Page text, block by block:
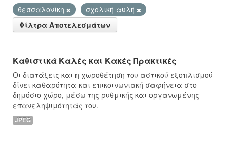
θεσσαλονίκη
σχολική αυλή
Φίλτρα Αποτελεσμάτων
Καθιστικά Καλές και Κακές Πρακτικές
Οι διατάξεις και η χωροθέτηση του αστικού εξοπλισμού
δίνει καθαρότητα και επικοινωνιακή σαφήνεια στο
δημόσιο χώρο, μέσω της ρυθμικής και οργανωμένης
επανεληψιμότητάς του.
JPEG